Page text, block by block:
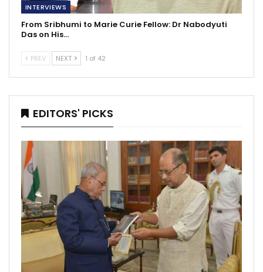
INTERVIEWS
From Sribhumi to Marie Curie Fellow: Dr Nabodyuti
Das on His…
PREV NEXT 1 of 42
EDITORS' PICKS